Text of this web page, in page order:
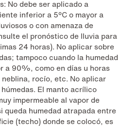
No debe ser aplicado a
inferior a 5ºC o mayor a
o con amenaza de
el pronóstico de lluvia para
24 horas). No aplicar sobre
tampoco cuando la humedad
a 90%, como en días u horas
rocío, etc. No aplicar
El manto acrílico
impermeable al vapor de
queda humedad atrapada entre
(techo) donde se colocó, es